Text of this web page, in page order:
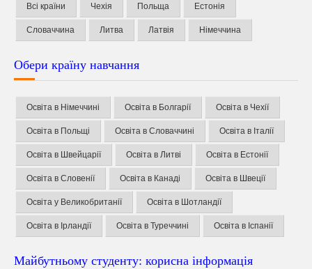
Всі країни Чехія Польща Естонія
Словаччина Литва Латвія Німеччина
Обери країну навчання
Освіта в Німеччині Освіта в Болгарії Освіта в Чехії
Освіта в Польщі Освіта в Словаччині Освіта в Італії
Освіта в Швейцарії Освіта в Литві Освіта в Естонії
Освіта в Словенії Освіта в Канаді Освіта в Швеції
Освіта у Великобританії Освіта в Шотландії
Освіта в Ірландії Освіта в Туреччині Освіта в Іспанії
Майбутньому студенту: корисна інформація